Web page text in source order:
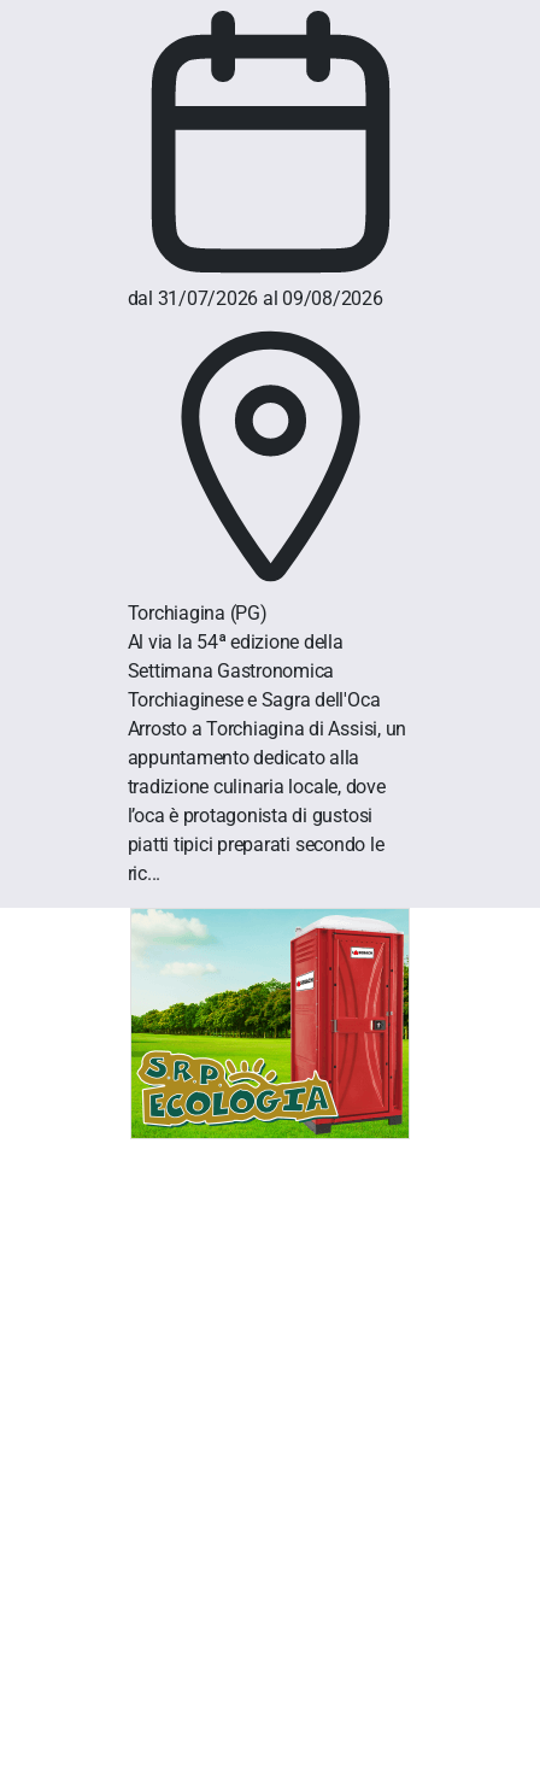
dal 31/07/2026 al 09/08/2026
Torchiagina (PG)
Al via la 54ª edizione della
Settimana Gastronomica
Torchiaginese e Sagra dell'Oca
Arrosto a Torchiagina di Assisi, un
appuntamento dedicato alla
tradizione culinaria locale, dove
l’oca è protagonista di gustosi
piatti tipici preparati secondo le
ric...